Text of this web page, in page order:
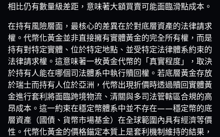
相比仍有數量級差距，意味著大額買賣可能面臨滑點成本。
在持有風險層面，最核心的差異在於對底層資產的法律請求
權。代幣化黃金並非直接擁有實體黃金的完全所有權，而是
持有對特定實體、位於特定地點、並受特定法律體系約束的
法律請求權。這意味著一枚黃金代幣的「真實程度」，取決
於持有人能在哪個司法體系中執行贖回權。若底層黃金存放
於瑞士而持有人位於亞洲，代幣出現折價時透過贖回實體黃
金進行套利將面臨跨境物流、清關與多司法管轄區合規的高
昂成本。這一約束在穩定幣體系中並不存在——穩定幣的底
層資產（國債、貨幣市場基金）在全球範圍內具有經濟等價
性。代幣化黃金的價格錨定本質上是套利機制維持的結果，